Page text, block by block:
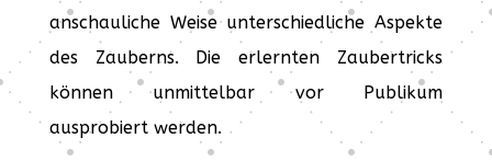
anschauliche Weise unterschiedliche Aspekte
des Zauberns. Die erlernten Zaubertricks
können unmittelbar vor Publikum
ausprobiert werden.